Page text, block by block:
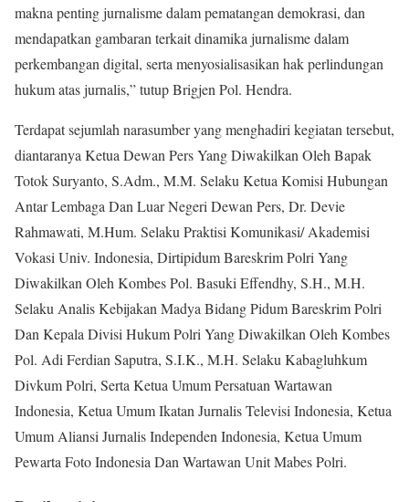
makna penting jurnalisme dalam pematangan demokrasi, dan
mendapatkan gambaran terkait dinamika jurnalisme dalam
perkembangan digital, serta menyosialisasikan hak perlindungan
hukum atas jurnalis,” tutup Brigjen Pol. Hendra.
Terdapat sejumlah narasumber yang menghadiri kegiatan tersebut,
diantaranya Ketua Dewan Pers Yang Diwakilkan Oleh Bapak
Totok Suryanto, S.Adm., M.M. Selaku Ketua Komisi Hubungan
Antar Lembaga Dan Luar Negeri Dewan Pers, Dr. Devie
Rahmawati, M.Hum. Selaku Praktisi Komunikasi/ Akademisi
Vokasi Univ. Indonesia, Dirtipidum Bareskrim Polri Yang
Diwakilkan Oleh Kombes Pol. Basuki Effendhy, S.H., M.H.
Selaku Analis Kebijakan Madya Bidang Pidum Bareskrim Polri
Dan Kepala Divisi Hukum Polri Yang Diwakilkan Oleh Kombes
Pol. Adi Ferdian Saputra, S.I.K., M.H. Selaku Kabagluhkum
Divkum Polri, Serta Ketua Umum Persatuan Wartawan
Indonesia, Ketua Umum Ikatan Jurnalis Televisi Indonesia, Ketua
Umum Aliansi Jurnalis Independen Indonesia, Ketua Umum
Pewarta Foto Indonesia Dan Wartawan Unit Mabes Polri.